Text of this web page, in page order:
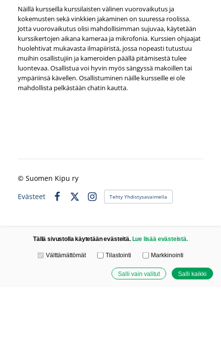
Näillä kursseilla kurssilaisten välinen vuorovaikutus ja
kokemusten sekä vinkkien jakaminen on suuressa roolissa.
Jotta vuorovaikutus olisi mahdollisimman sujuvaa, käytetään
kurssikertojen aikana kameraa ja mikrofonia. Kurssien ohjaajat
huolehtivat mukavasta ilmapiiristä, jossa nopeasti tutustuu
muihin osallistujiin ja kameroiden päällä pitämisestä tulee
luontevaa. Osallistua voi hyvin myös sängyssä makoillen tai
ympäriinsä kävellen. Osallistuminen näille kursseille ei ole
mahdollista pelkästään chatin kautta.
© Suomen Kipu ry
Evästeet
Facebook
X Instagram
Tehty Yhdistysavaimella
Tällä sivustolla käytetään evästeitä. Lue lisää evästeistä.
Valitse käytettävät evästeet
Välttämättömät Tilastointi Markkinointi
Salli vain valitut Salli kaikki